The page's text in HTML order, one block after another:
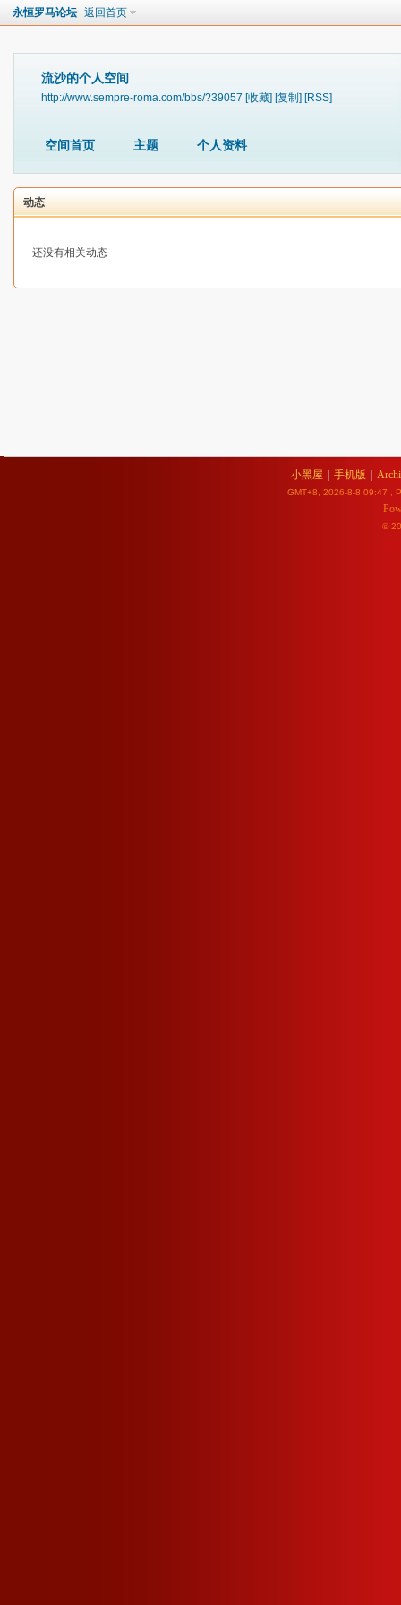
永恒罗马论坛 返回首页
流沙的个人空间
http://www.sempre-roma.com/bbs/?39057 [收藏] [复制] [RSS]
空间首页 主题 个人资料
动态
还没有相关动态
小黑屋 手机版
GMT+8, 2026-8-8 09:47 ,
©